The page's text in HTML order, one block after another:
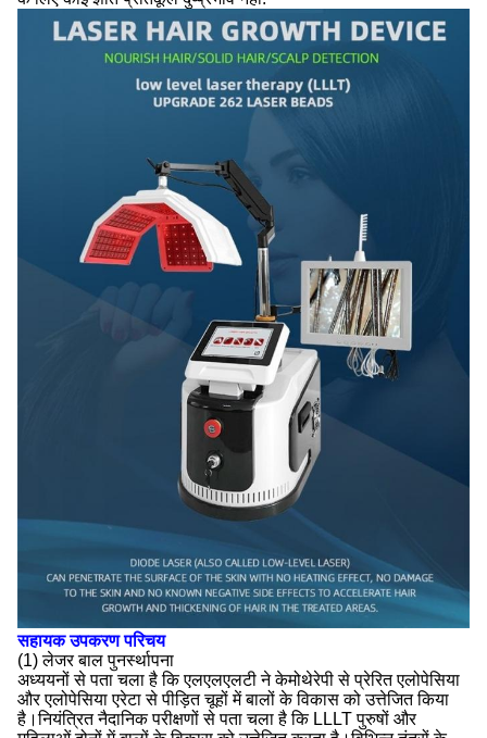
सहायक उपकरण परिचय
(1) लेजर बाल पुनर्स्थापना
अध्ययनों से पता चला है कि एलएलएलटी ने केमोथेरेपी से प्रेरित एलोपेसिया
और एलोपेसिया एरेटा से पीड़ित चूहों में बालों के विकास को उत्तेजित किया
है।नियंत्रित नैदानिक परीक्षणों से पता चला है कि LLLT पुरुषों और